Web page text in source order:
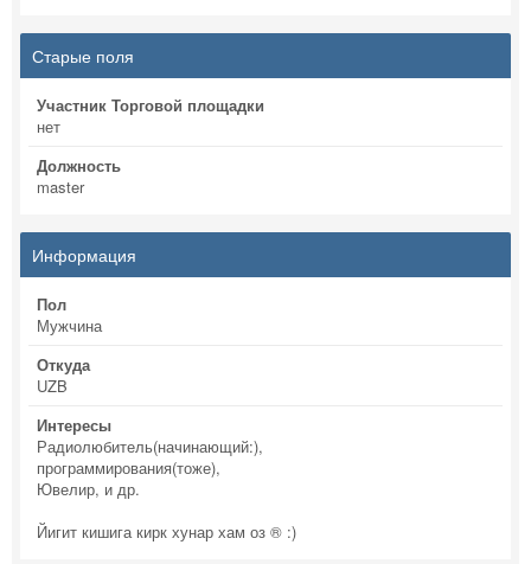
Старые поля
Участник Торговой площадки
нет
Должность
master
Информация
Пол
Мужчина
Откуда
UZB
Интересы
Радиолюбитель(начинающий:),
программирования(тоже),
Ювелир, и др.
Йигит кишига кирк хунар хам оз ® :)